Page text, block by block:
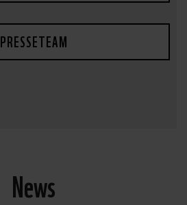
PRESSETEAM
News